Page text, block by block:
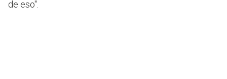
de eso".